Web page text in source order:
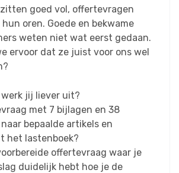
goed vol, offertevragen
oren. Goede en bekwame
weten niet wat eerst gedaan.
ervoor dat ze juist voor ons wel
jij liever uit?
met 7 bijlagen en 38
bepaalde artikels en
het lastenboek?
offertevraag waar je
duidelijk hebt hoe je de